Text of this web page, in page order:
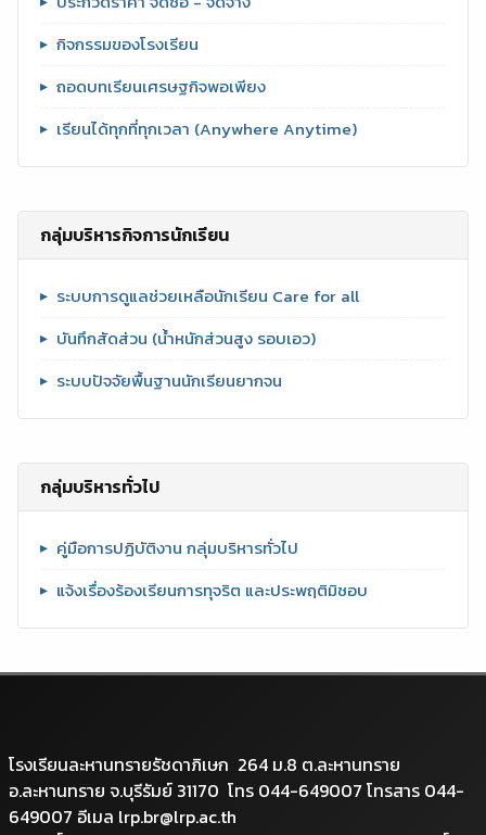
กิจกรรมของโรงเรียน
ถอดบทเรียนเศรษฐกิจพอเพียง
เรียนได้ทุกที่ทุกเวลา (Anywhere Anytime)
กลุ่มบริหารกิจการนักเรียน
ระบบการดูแลช่วยเหลือนักเรียน Care for all
บันทึกสัดส่วน (น้ำหนักส่วนสูง รอบเอว)
ระบบปัจจัยพื้นฐานนักเรียนยากจน
กลุ่มบริหารทั่วไป
คู่มือการปฏิบัติงาน กลุ่มบริหารทั่วไป
แจ้งเรื่องร้องเรียนการทุจริต และประพฤติมิชอบ
โรงเรียนละหานทรายรัชดาภิเษก 264 ม.8 ต.ละหานทราย
อ.ละหานทราย จ.บุรีรัมย์ 31170 โทร 044-649007 โทรสาร 044-
649007 อีเมล lrp.br@lrp.ac.th